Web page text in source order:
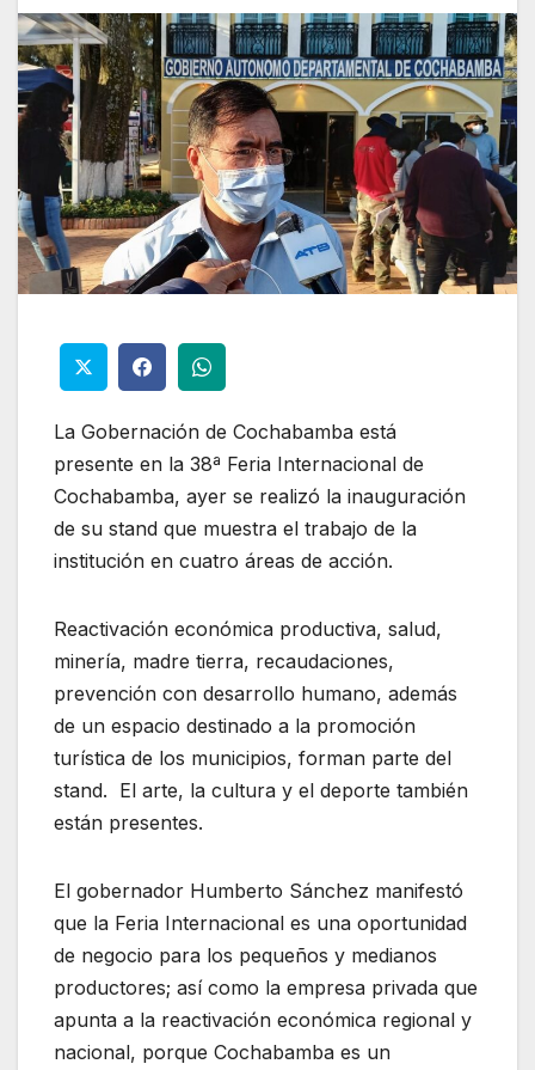
La Gobernación de Cochabamba está
presente en la 38ª Feria Internacional de
Cochabamba, ayer se realizó la inauguración
de su stand que muestra el trabajo de la
institución en cuatro áreas de acción.
Reactivación económica productiva, salud,
minería, madre tierra, recaudaciones,
prevención con desarrollo humano, además
de un espacio destinado a la promoción
turística de los municipios, forman parte del
stand. El arte, la cultura y el deporte también
están presentes.
El gobernador Humberto Sánchez manifestó
que la Feria Internacional es una oportunidad
de negocio para los pequeños y medianos
productores; así como la empresa privada que
apunta a la reactivación económica regional y
nacional, porque Cochabamba es un